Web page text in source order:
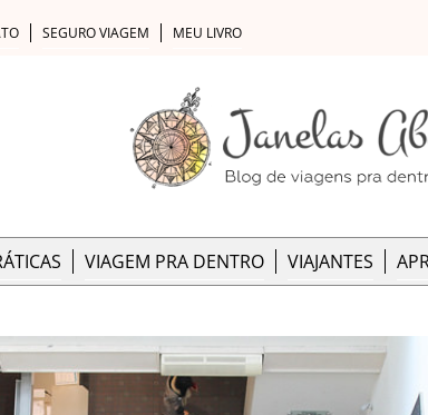
SEGURO VIAGEM MEU LIVRO
VIAGEM PRA DENTRO VIAJANTES